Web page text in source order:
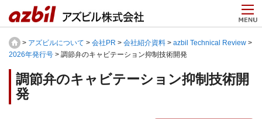
> アズビルについて > 会社PR > 会社紹介資料 > azbil Technical Review >
2026年発行号 > 調節弁のキャビテーション抑制技術開発
調節弁のキャビテーション抑制技術開
発